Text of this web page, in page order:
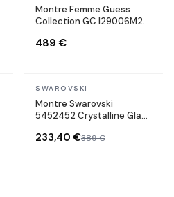
Montre Femme Guess
Collection GC I29006M2
489 €
En stock
SWAROVSKI
Montre Swarovski
5452452 Crystalline Glam
233,40 €389 €